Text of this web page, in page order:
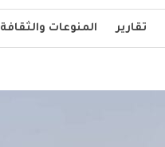
تقارير المنوعات والثقافة